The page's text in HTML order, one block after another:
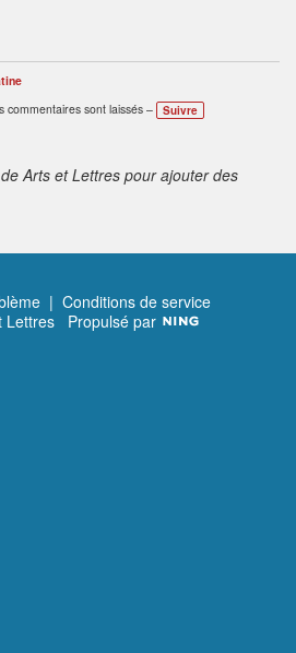
commentaires sont laissés –
Suivre
Arts et Lettres pour ajouter des
| Conditions de service
Lettres Propulsé par